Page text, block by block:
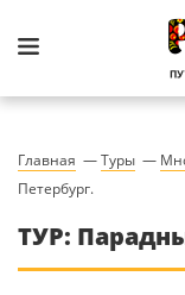
Главная —Туры —
Петербург.
ТУР: